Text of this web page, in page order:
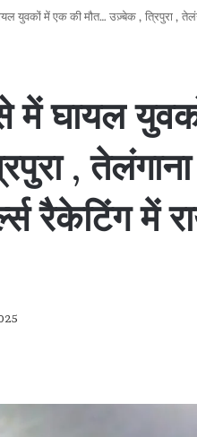
युवकों में एक की मौत… उज़्बेक , त्रिपुरा ,
में घायल
,
रैकेटिंग में